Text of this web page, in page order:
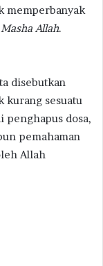
memperbanyak
Masha Allah.
disebutkan
kurang sesuatu
penghapus dosa,
pemahaman
Allah